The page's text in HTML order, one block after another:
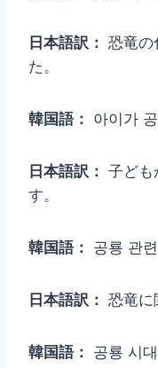
日本語訳： 恐竜の
た。
韓国語： 아이가
日本語訳： 子ども
す。
韓国語： 공룡 관
日本語訳： 恐竜に
韓国語： 공룡 시